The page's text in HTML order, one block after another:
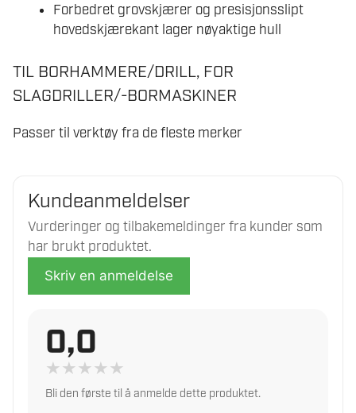
Forbedret grovskjærer og presisjonsslipt
hovedskjærekant lager nøyaktige hull
TIL BORHAMMERE/DRILL, FOR
SLAGDRILLER/-BORMASKINER
Passer til verktøy fra de fleste merker
Kundeanmeldelser
Vurderinger og tilbakemeldinger fra kunder som
har brukt produktet.
Skriv en anmeldelse
0,0
★★★★★
Bli den første til å anmelde dette produktet.